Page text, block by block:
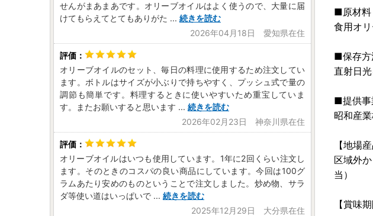
■原材料
食用オリ
■保存方
直射日
■提供事
昭和産
【地場
区域外
当）
【賞味
せんがまあまあです。オリーブオイルはよく使うので、大量に届
けてもらえてとてもありがた ... 続きを読む
2026年04月18日 愛知県在住
オリーブオイルのセット、毎日の料理に使用するため注文してい
ます。ボトルはサイズが小ぶりで持ちやすく、プッシュ式で量の
調節も簡単です。料理するときに使いやすいため重宝していま
す。またお願いすると思います ... 続きを読む
2026年02月23日 神奈川県在住
オリーブオイルはいつも使用しています。1年に2回くらい注文し
ます。そのときのコスパの良い商品にしています。今回は100グ
ラムあたり安めのものということで注文しました。炒め物、サラ
ダ等使い道はいっぱいで ... 続きを読む
2025年12月29日 大分県在住